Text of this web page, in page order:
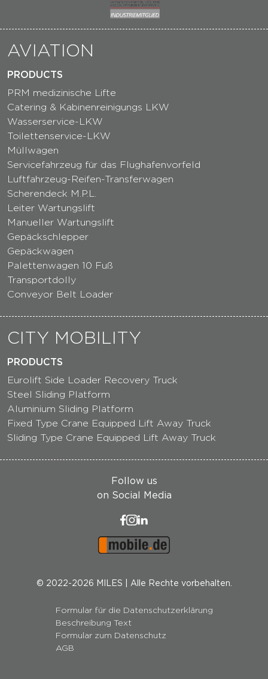
AVIATION
PRODUCTS
PRM medizinische Lifte
Catering & Kabinenreinigungs LKW
Wasserservice-LKW
Toilettenservice-LKW
Müllwagen
Servicefahrzeug für das Flughafenvorfeld
Luftfahrzeug-Reifen-Transferwagen
Scherendeck M.P.L.
Leiter Wartungslift
Manueller Wartungslift
Gepäckschlepper
Gepäckwagen
Palettenwagen 10 Fuß
Transportdolly
Conveyor Belt Loader
CITY MOBILITY
PRODUCTS
Eurolift Side Loader Recovery Truck
Steel Sliding Platform
Aluminium Sliding Platform
Fixed Type Crane Equipped Lift Away Truck
Sliding Type Crane Equipped Lift Away Truck
Follow us
on Social Media
© 2022-2026 MILES | Alle Rechte vorbehalten.
Formular für die Datenschutzerklärung
Beschreibung Text
Formular zum Datenschutz
AGB